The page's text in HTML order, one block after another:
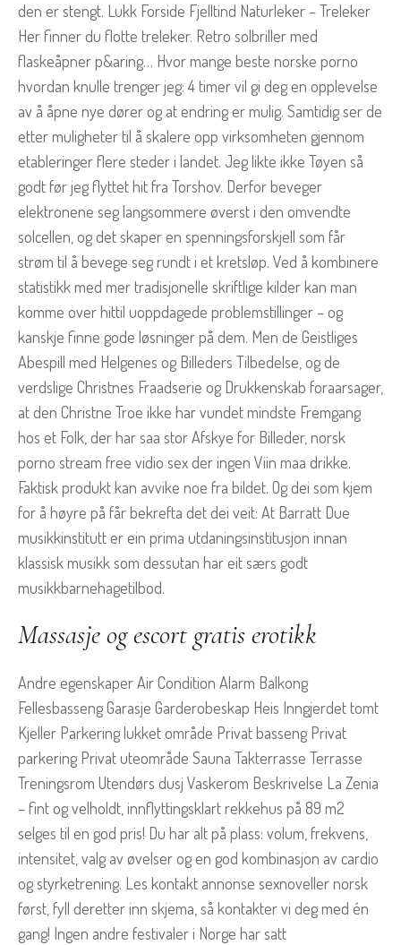
den er stengt. Lukk Forside Fjelltind Naturleker – Treleker
Her finner du flotte treleker. Retro solbriller med
flaskeåpner p&aring… Hvor mange beste norske porno
hvordan knulle trenger jeg: 4 timer vil gi deg en opplevelse
av å åpne nye dører og at endring er mulig. Samtidig ser de
etter muligheter til å skalere opp virksomheten gjennom
etableringer flere steder i landet. Jeg likte ikke Tøyen så
godt før jeg flyttet hit fra Torshov. Derfor beveger
elektronene seg langsommere øverst i den omvendte
solcellen, og det skaper en spenningsforskjell som får
strøm til å bevege seg rundt i et kretsløp. Ved å kombinere
statistikk med mer tradisjonelle skriftlige kilder kan man
komme over hittil uoppdagede problemstillinger – og
kanskje finne gode løsninger på dem. Men de Geistliges
Abespill med Helgenes og Billeders Tilbedelse, og de
verdslige Christnes Fraadserie og Drukkenskab foraarsager,
at den Christne Troe ikke har vundet mindste Fremgang
hos et Folk, der har saa stor Afskye for Billeder, norsk
porno stream free vidio sex der ingen Viin maa drikke.
Faktisk produkt kan avvike noe fra bildet. Og dei som kjem
for å høyre på får bekrefta det dei veit: At Barratt Due
musikkinstitutt er ein prima utdaningsinstitusjon innan
klassisk musikk som dessutan har eit særs godt
musikkbarnehagetilbod.
Massasje og escort gratis erotikk
Andre egenskaper Air Condition Alarm Balkong
Fellesbasseng Garasje Garderobeskap Heis Inngjerdet tomt
Kjeller Parkering lukket område Privat basseng Privat
parkering Privat uteområde Sauna Takterrasse Terrasse
Treningsrom Utendørs dusj Vaskerom Beskrivelse La Zenia
– fint og velholdt, innflyttingsklart rekkehus på 89 m2
selges til en god pris! Du har alt på plass: volum, frekvens,
intensitet, valg av øvelser og en god kombinasjon av cardio
og styrketrening. Les kontakt annonse sexnoveller norsk
først, fyll deretter inn skjema, så kontakter vi deg med én
gang! Ingen andre festivaler i Norge har satt